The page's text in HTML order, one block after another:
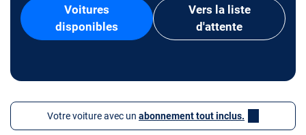
Voitures
disponibles
Vers la liste
d'attente
Votre voiture avec un abonnement tout inclus.